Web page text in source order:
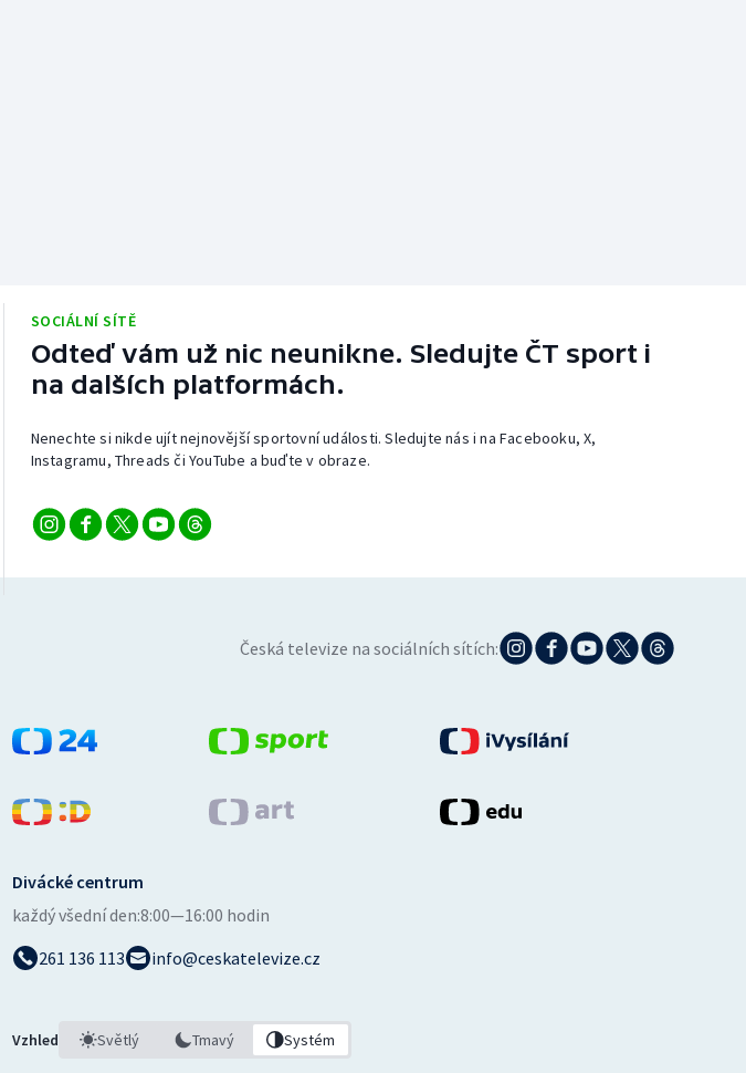
SOCIÁLNÍ SÍTĚ
Odteď vám už nic neunikne. Sledujte ČT sport i
na dalších platformách.
Nenechte si nikde ujít nejnovější sportovní události. Sledujte nás i na Facebooku, X,
Instagramu, Threads či YouTube a buďte v obraze.
Česká televize na sociálních sítích:
Divácké centrum
každý všední den:8:00—16:00 hodin
261 136 113
info@ceskatelevize.cz
Vzhled Světlý Tmavý Systém